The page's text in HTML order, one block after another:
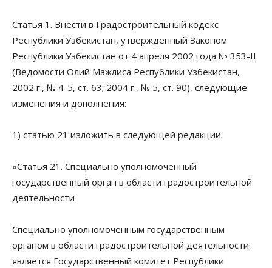
Статья 1. Внести в Градостроительный кодекс
Республики Узбекистан, утвержденный Законом
Республики Узбекистан от 4 апреля 2002 года № 353-II
(Ведомости Олий Мажлиса Республики Узбекистан,
2002 г., № 4-5, ст. 63; 2004 г., № 5, ст. 90), следующие
изменения и дополнения:
1) статью 21 изложить в следующей редакции:
«Статья 21. Специально уполномоченный
государственный орган в области градостроительной
деятельности
Специально уполномоченным государственным
органом в области градостроительной деятельности
является Государственный комитет Республики